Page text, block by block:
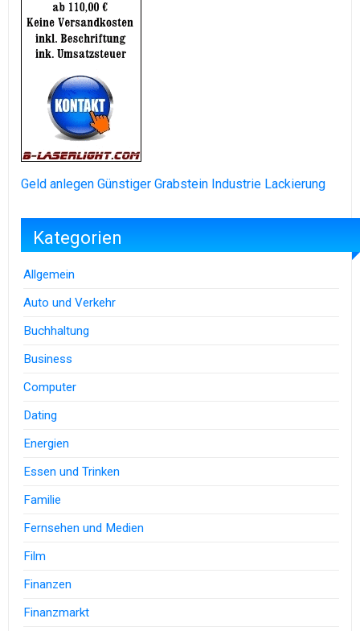
Geld anlegen Günstiger Grabstein Industrie Lackierung
Kategorien
Allgemein
Auto und Verkehr
Buchhaltung
Business
Computer
Dating
Energien
Essen und Trinken
Familie
Fernsehen und Medien
Film
Finanzen
Finanzmarkt